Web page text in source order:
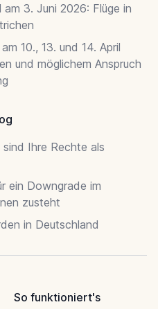
3. Juni 2026: Flüge in
10., 13. und 14. April
und möglichem Anspruch
Ihre Rechte als
ein Downgrade im
zusteht
in Deutschland
So funktioniert's